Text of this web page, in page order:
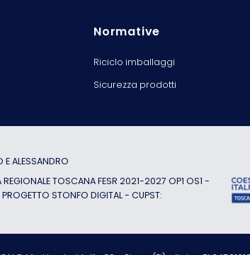
Normative
Riciclo imballaggi
Sicurezza prodotti
E ALESSANDRO
TOSCANA FESR 2021-2027 OP1 OS1 -
STONFO DIGITAL - CUPST: